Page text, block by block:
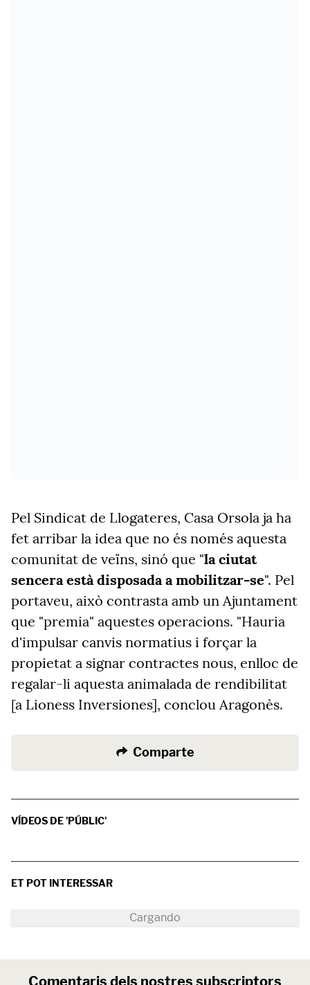
Pel Sindicat de Llogateres, Casa Orsola ja ha
fet arribar la idea que no és només aquesta
comunitat de veïns, sinó que "la ciutat
sencera està disposada a mobilitzar-se". Pel
portaveu, això contrasta amb un Ajuntament
que "premia" aquestes operacions. "Hauria
d'impulsar canvis normatius i forçar la
propietat a signar contractes nous, enlloc de
regalar-li aquesta animalada de rendibilitat
[a Lioness Inversiones], conclou Aragonès.
Comparte
VÍDEOS DE 'PÚBLIC'
ET POT INTERESSAR
Comentaris dels nostres subscriptors